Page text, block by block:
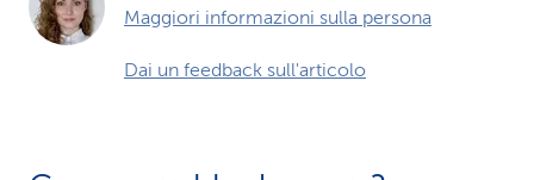
Maggiori informazioni sulla persona
Dai un feedback sull'articolo